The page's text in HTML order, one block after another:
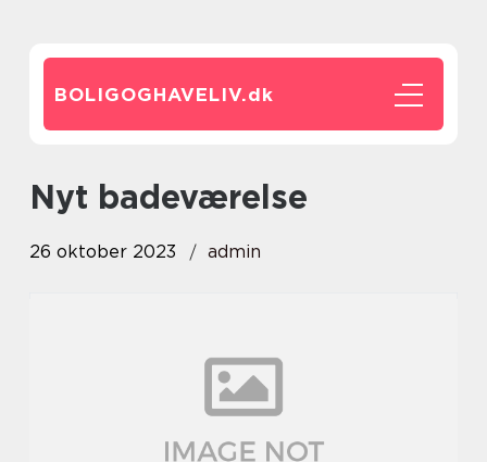
BOLIGOGHAVELIV.dk
nyt badeværelse
26 oktober 2023 admin